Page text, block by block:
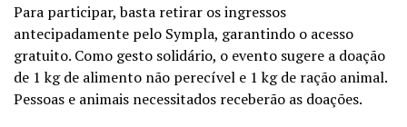
Para participar, basta retirar os ingressos
antecipadamente pelo Sympla, garantindo o acesso
gratuito. Como gesto solidário, o evento sugere a doação
de 1 kg de alimento não perecível e 1 kg de ração animal.
Pessoas e animais necessitados receberão as doações.